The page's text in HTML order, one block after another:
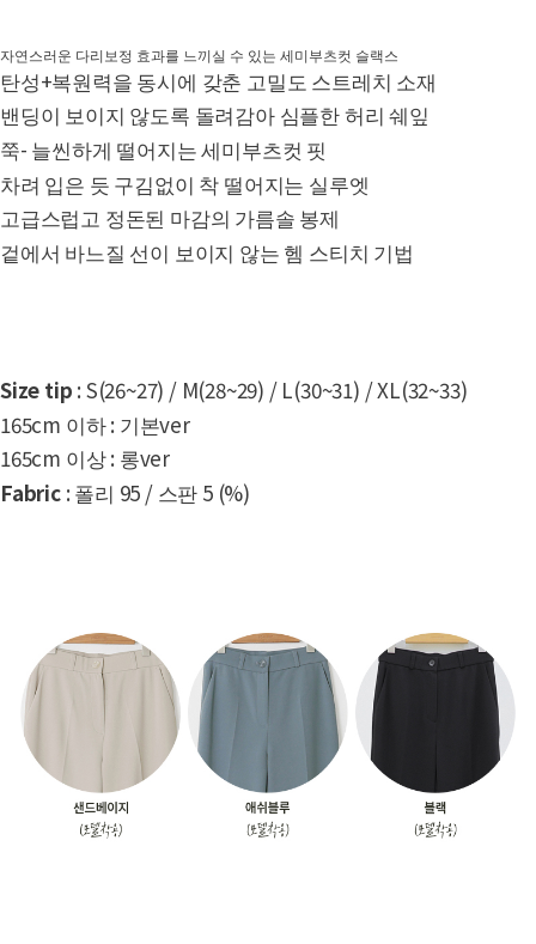
자연스러운 다리보정 효과를 느끼실 수 있는 세미부츠컷 슬랙스
탄성+복원력을 동시에 갖춘 고밀도 스트레치 소재
밴딩이 보이지 않도록 돌려감아 심플한 허리 쉐잎
쭉- 늘씬하게 떨어지는 세미부츠컷 핏
차려 입은 듯 구김없이 착 떨어지는 실루엣
고급스럽고 정돈된 마감의 가름솔 봉제
겉에서 바느질 선이 보이지 않는 헴 스티치 기법
Size tip : S(26~27) / M(28~29) / L(30~31) / XL(32~33)
165cm 이하 : 기본ver
165cm 이상 : 롱ver
Fabric: 폴리 95 / 스판 5 (%)